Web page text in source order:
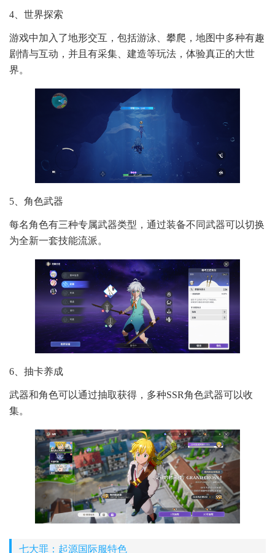
4、世界探索
游戏中加入了地形交互，包括游泳、攀爬，地图中多种有趣
剧情与互动，并且有采集、建造等玩法，体验真正的大世
界。
5、角色武器
每名角色有三种专属武器类型，通过装备不同武器可以切换
为全新一套技能流派。
6、抽卡养成
武器和角色可以通过抽取获得，多种SSR角色武器可以收
集。
七大罪：起源国际服特色